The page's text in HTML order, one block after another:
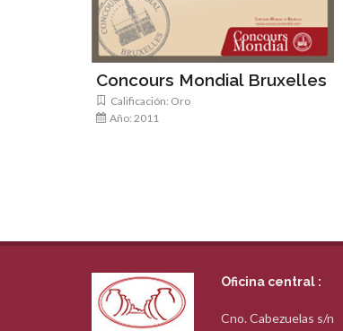
Concours Mondial Bruxelles
Calificación: Oro
Año: 2011
Oficina central :
Cno. Cabezuelas s/n